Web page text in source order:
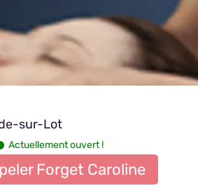
sur-Lot
Actuellement ouvert !
Forget Caroline